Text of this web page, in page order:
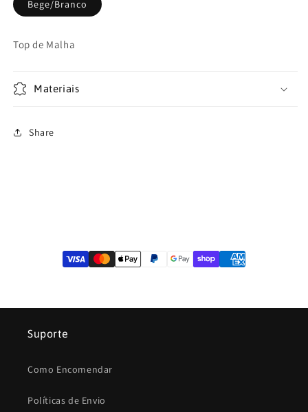
Bege/Branco
Top de Malha
Materiais
Share
Suporte
Como Encomendar
Políticas de Envio